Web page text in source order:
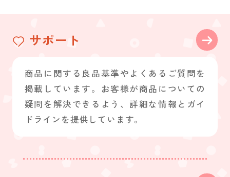
サポート
商品に関する良品基準やよくあるご質問を
掲載しています。お客様が商品についての
疑問を解決できるよう、詳細な情報とガイ
ドラインを提供しています。